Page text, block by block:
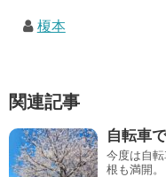
榎本
関連記事
自転車
今度は自
根も満開。